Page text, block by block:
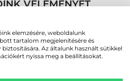
VÉLEMÉNYÉT
CSATORNÁNKAT!
TERMÉKEK
elemzésére, weboldalunk
tartalom megjelenítésére és
Az általunk használt sütikkel
nyissa meg a beállításokat.